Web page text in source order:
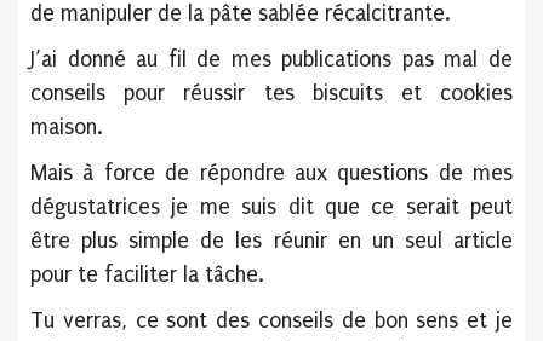
de manipuler de la pâte sablée récalcitrante.
J’ai donné au fil de mes publications pas mal de
conseils pour réussir tes biscuits et cookies
maison.
Mais à force de répondre aux questions de mes
dégustatrices je me suis dit que ce serait peut
être plus simple de les réunir en un seul article
pour te faciliter la tâche.
Tu verras, ce sont des conseils de bon sens et je